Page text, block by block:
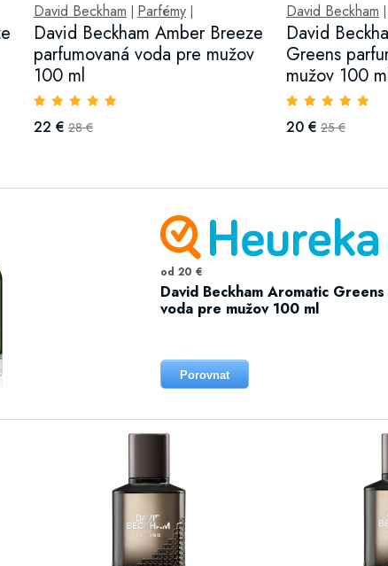
David Beckham Parfémy|
David Beckham Amber Breeze
parfumovaná voda pre mužov
100 ml
22 € 28 €
David Beckham
David
Greens
mužov 100
20 € 25 €
od 20 €
David Beckham Aromatic
voda pre mužov 100 ml
Porovnat